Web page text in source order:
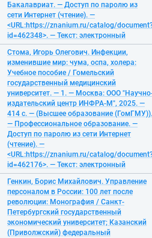
Бакалавриат. — Доступ по паролю из
сети Интернет (чтение). —
<URL:https://znanium.ru/catalog/
id=462348>. — Текст: электронный
Стома, Игорь Олегович. Инфекции,
изменившие мир: чума, оспа, холера:
Учебное пособие / Гомельский
государственный медицинский
университет. — 1. — Москва: ООО
издательский центр ИНФРА-М", 2025. —
414 с. — (Высшее образование (ГомГМУ)).
— Профессиональное образование. —
Доступ по паролю из сети Интернет
(чтение). —
<URL:https://znanium.ru/catalog/
id=462176>. — Текст: электронный
Генкин, Борис Михайлович. Управление
персоналом в России: 100 лет после
революции: Монография / Санкт-
Петербургский государственный
экономический университет; Казанский
(Приволжский) федеральный